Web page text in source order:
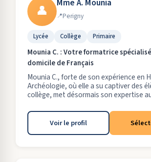
👤 Mme A. Mounia
Perigny
Lycée Collège Primaire
Mounia C. : Votre formatrice
domicile de Français
Mounia C., forte de son expérience en
Archéologie, où elle a su captiver des
collège, met désormais son expertise
Voir le profil